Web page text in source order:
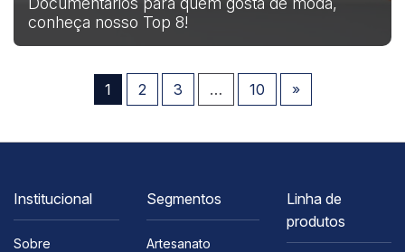
conheça nosso Top 8!
1 2 3 … 10 »
Institucional
Sobre
Segmentos
Artesanato
Linha de
produtos